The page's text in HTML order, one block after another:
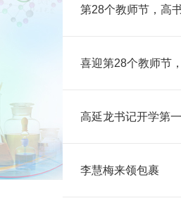
第28个教师节，高
喜迎第28个教师节
高延龙书记开学第
李慧梅来领包裹